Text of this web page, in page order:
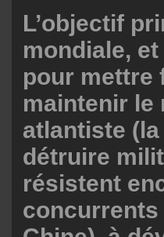
L’objectif
mondiale,
pour mettre
maintenir le
atlantiste
détruire
résistent
concurrents